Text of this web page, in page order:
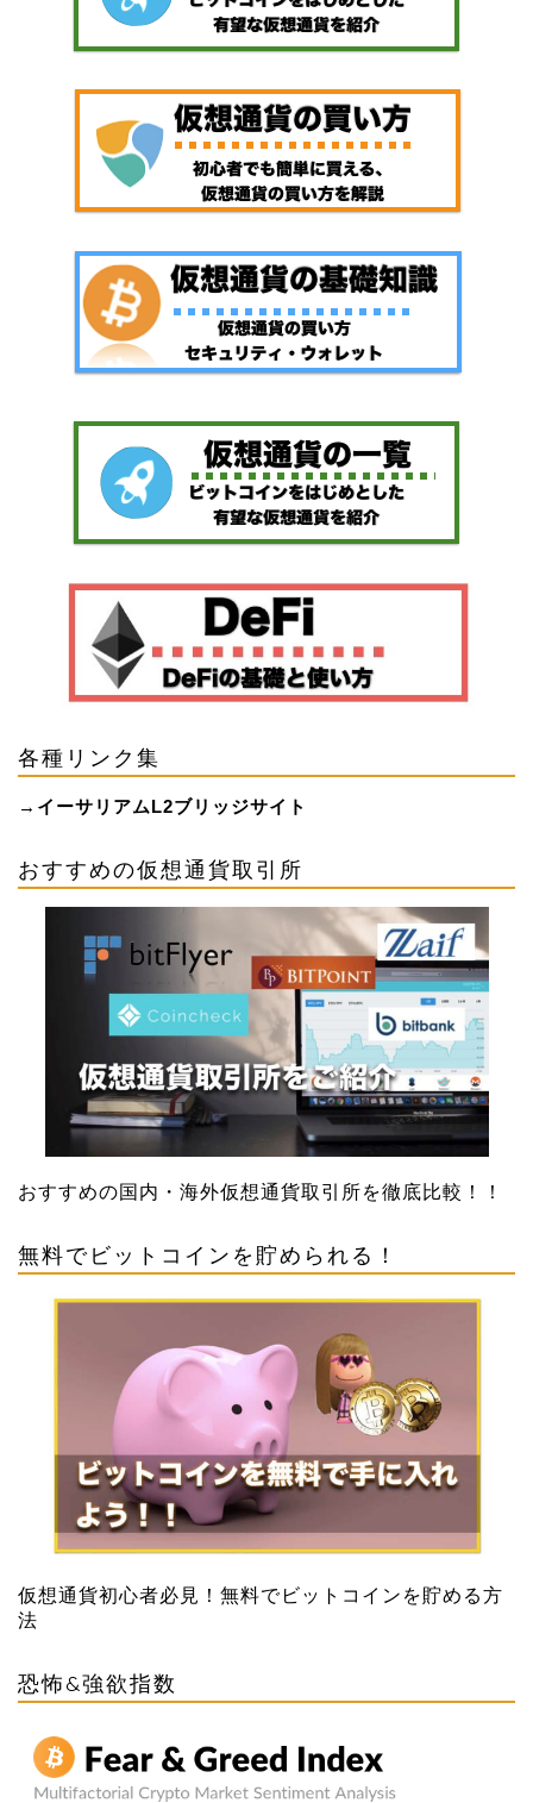
各種リンク集
→ イーサリアムL2ブリッジサイト
おすすめの仮想通貨取引所
おすすめの国内・海外仮想通貨取引所を徹底比較！！
無料でビットコインを貯められる！
仮想通貨初心者必見！無料でビットコインを貯める方
法
恐怖&強欲指数